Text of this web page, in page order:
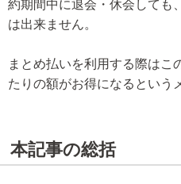
約期間中に退会・休会しても
は出来ません。
まとめ払いを利用する際はこ
たりの額がお得になるという
本記事の総括